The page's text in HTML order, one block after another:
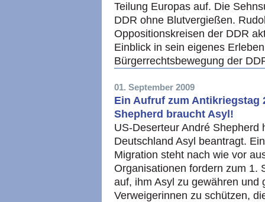
Teilung Europas auf. Die
DDR ohne Blutvergießen.
Oppositionskreisen der DDR
Einblick in sein eigenes
Bürgerrechtsbewegung der
01. September 2009
Ein Aufruf zum Antikriegstag
Shepherd braucht Asyl!
US-Deserteur André Shepherd
Deutschland Asyl beantragt.
Migration steht nach wie vor
Organisationen fordern zum 1.
auf, ihm Asyl zu gewähren und
Verweigerinnen zu schützen,